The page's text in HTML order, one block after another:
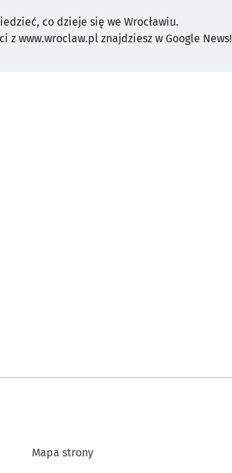
co dzieje się we Wrocławiu.
z www.wroclaw.pl znajdziesz w Google News!
Mapa strony